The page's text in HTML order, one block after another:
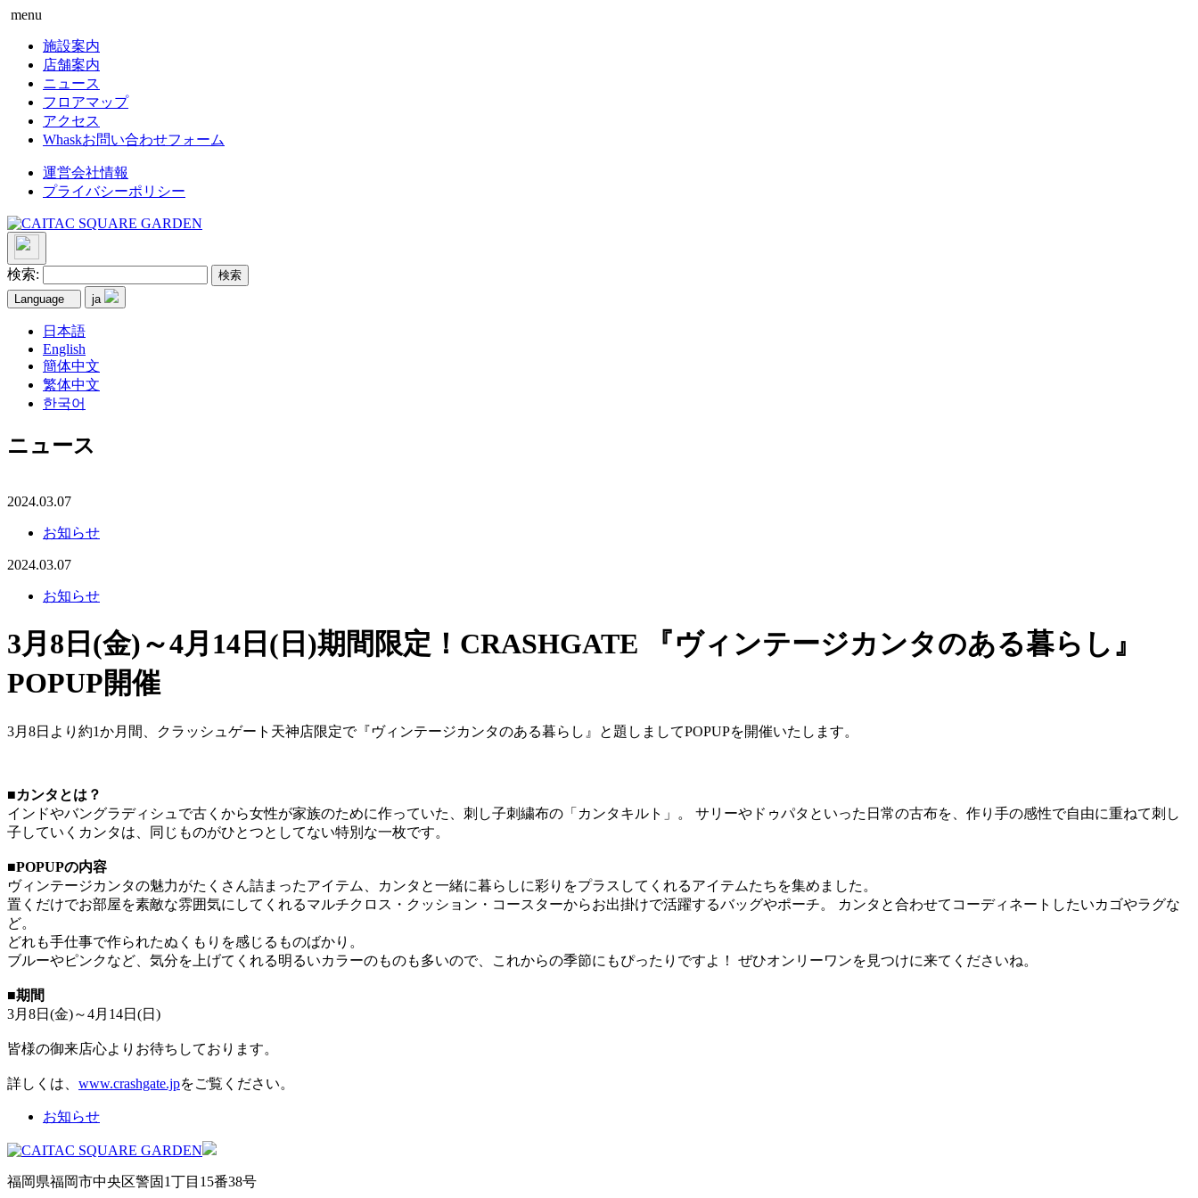
menu
施設案内
店舗案内
ニュース
フロアマップ
アクセス
Whaskお問い合わせフォーム
運営会社情報
プライバシーポリシー
検索:
Language ja
日本語
English
簡体中文
繁体中文
한국어
ニュース
2024.03.07
お知らせ
2024.03.07
お知らせ
3月8日(金)～4月14日(日)期間限定！CRASHGATE 『ヴィンテージカンタのある暮らし』
POPUP開催
3月8日より約1か月間、クラッシュゲート天神店限定で『ヴィンテージカンタのある暮らし』と題しましてPOPUPを開催いたします。
■カンタとは？
インドやバングラディシュで古くから女性が家族のために作っていた、刺し子刺繍布の「カンタキルト」。 サリーやドゥパタといった日常の古布を、作り手の感性で自由に重ねて刺し
子していくカンタは、同じものがひとつとしてない特別な一枚です。
■POPUPの内容
ヴィンテージカンタの魅力がたくさん詰まったアイテム、カンタと一緒に暮らしに彩りをプラスしてくれるアイテムたちを集めました。
置くだけでお部屋を素敵な雰囲気にしてくれるマルチクロス・クッション・コースターからお出掛けで活躍するバッグやポーチ。 カンタと合わせてコーディネートしたいカゴやラグな
ど。
どれも手仕事で作られたぬくもりを感じるものばかり。
ブルーやピンクなど、気分を上げてくれる明るいカラーのものも多いので、これからの季節にもぴったりですよ！ ぜひオンリーワンを見つけに来てくださいね。
■期間
3月8日(金)～4月14日(日)
皆様の御来店心よりお待ちしております。
詳しくは、 www.crashgate.jpをご覧ください。
お知らせ
福岡県福岡市中央区警固1丁目15番38号